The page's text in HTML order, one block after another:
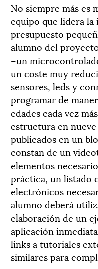
No siempre más es
equipo que lidera
presupuesto
alumno del
–un
un coste muy
sensores, leds y
programar de
edades cada vez
estructura en
publicados en un
constan de un
elementos
práctica, un listado
electrónicos
alumno deberá
elaboración de un
aplicación
links a tutoriales
similares para